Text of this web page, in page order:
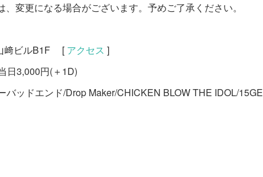
変更になる場合がございます。予めご了承ください。
﨑ビルB1F [ アクセス ]
日3,000円(＋1D)
バッドエンド/Drop Maker/CHICKEN BLOW THE IDOL/